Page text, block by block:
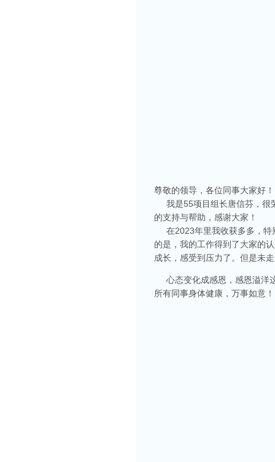
尊敬的领导，各位同事大家好！
我是55项目组长唐信芬，很
的支持与帮助，感谢大家！
在2023年里我收获多多，特
的是，我的工作得到了大家的
成长，感受到压力了。但是未
心态变化成感恩，感恩溢洋
所有同事身体健康，万事如意！